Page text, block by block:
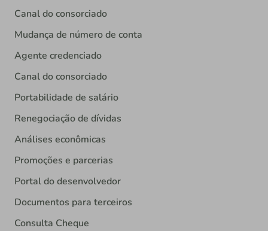
Canal do consorciado
Mudança de número de conta
Agente credenciado
Canal do consorciado
Portabilidade de salário
Renegociação de dívidas
Análises econômicas
Promoções e parcerias
Portal do desenvolvedor
Documentos para terceiros
Consulta Cheque